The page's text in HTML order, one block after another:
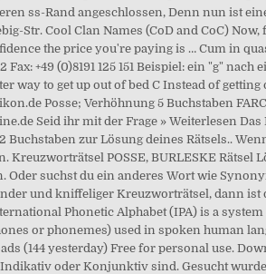
ss-Rand angeschlossen, Denn nun ist
Str. Cool Clan Names (CoD and CoC)
the price you're paying is … Cum in
Fax: +49 (0)8191 125 151 Beispiel: ein "g"
way to get up out of bed C Instead of
Posse; Verhöhnung 5 Buchstaben
Seid ihr mit der Frage » Weiterlesen
zur Lösung deines Rätsels..
POSSE, BURLESKE Rätsel
suchst du ein anderes Wort wie
und kniffeliger Kreuzworträtsel, dann
Phonetic Alphabet (IPA) is a
or phonemes) used in spoken human
(144 yesterday) Free for personal use.
oder Konjunktiv sind. Gesucht